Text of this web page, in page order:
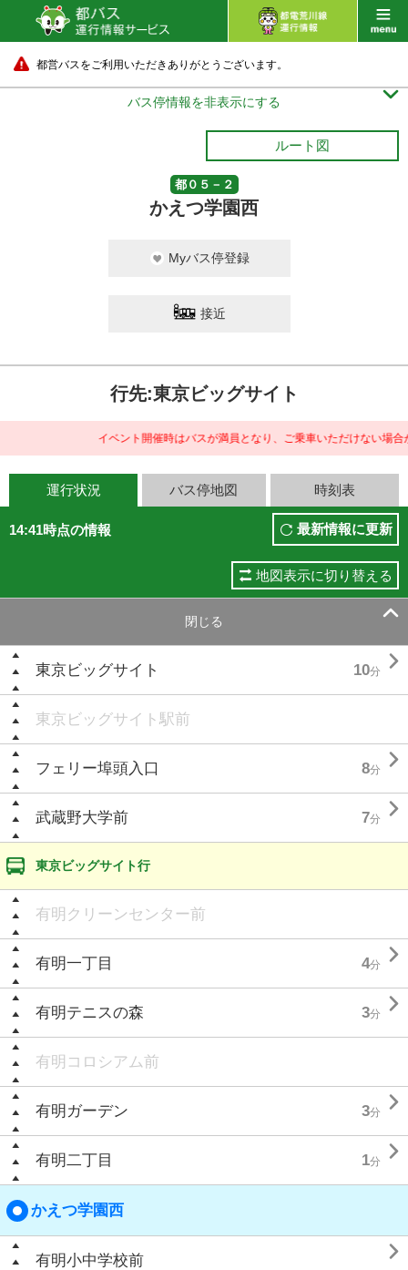
都営バスをご利用いただきありがとうございます。
バス停情報を非表示にする 
ルート図
都０５－２
かえつ学園西
Myバス停登録
接近
行先:東京ビッグサイト
イベント開催時はバスが満員となり、ご乗車いただけない場合が
運行状況 バス停地図 時刻表
14:41時点の情報 最新情報に更新
地図表示に切り替える
閉じる 
東京ビッグサイト 10分 
東京ビッグサイト駅前
フェリー埠頭入口 8分 
武蔵野大学前 7分 
東京ビッグサイト行
有明クリーンセンター前
有明一丁目 4分 
有明テニスの森 3分 
有明コロシアム前
有明ガーデン 3分 
有明二丁目 1分 
かえつ学園西
有明小中学校前 